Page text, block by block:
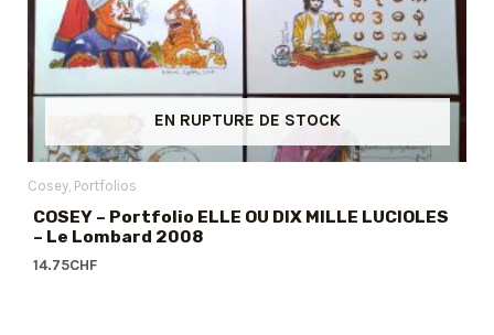
EN RUPTURE DE STOCK
Cosey Portfolios
COSEY – Portfolio ELLE OU DIX MILLE LUCIOLES
– Le Lombard 2008
14.75CHF